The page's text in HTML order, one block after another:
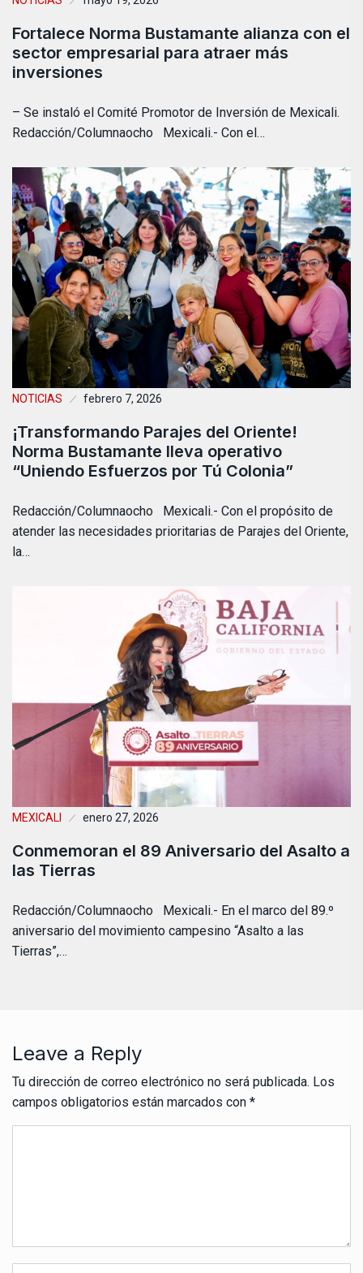
Fortalece Norma Bustamante alianza con el
sector empresarial para atraer más
inversiones
– Se instaló el Comité Promotor de Inversión de Mexicali.
Redacción/Columnaocho Mexicali.- Con el…
NOTICIAS febrero 7, 2026
¡Transformando Parajes del Oriente!
Norma Bustamante lleva operativo
“Uniendo Esfuerzos por Tú Colonia”
Redacción/Columnaocho Mexicali.- Con el propósito de
atender las necesidades prioritarias de Parajes del Oriente,
la…
MEXICALI enero 27, 2026
Conmemoran el 89 Aniversario del Asalto a
las Tierras
Redacción/Columnaocho Mexicali.- En el marco del 89.º
aniversario del movimiento campesino “Asalto a las
Tierras”,…
Leave a Reply
Tu dirección de correo electrónico no será publicada. Los
campos obligatorios están marcados con *